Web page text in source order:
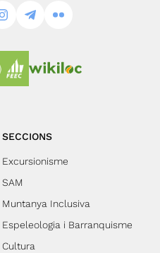
SECCIONS
Excursionisme
SAM
Muntanya Inclusiva
Espeleologia i Barranquisme
Cultura